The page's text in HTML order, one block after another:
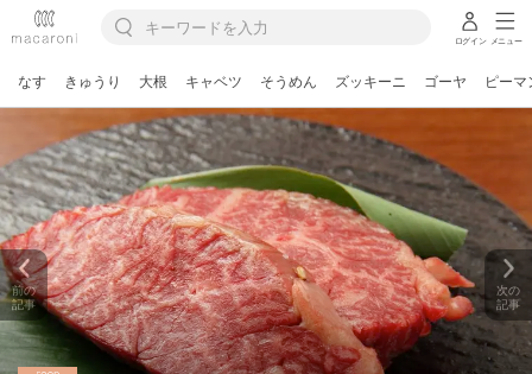
ログイン メニュー
なす きゅうり 大根 キャベツ そうめん ズッキーニ ゴーヤ ピーマ
前の
記事
次の
記事